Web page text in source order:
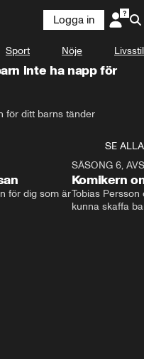
Logga in
Sport Nöje Livsstil
inte ha napp för
för ditt barns tänder
SE ALLA
för dig som är
SÄSONG 6,
Komikern
Tobias
kunna skaffa